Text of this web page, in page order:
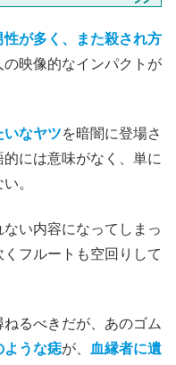
が多く、また殺され方
の映像的なインパクトが
いなヤツを暗闇に登場さ
には意味がなく、単に
。
い内容になってしまっ
くフルートも空回りして
ねるべきだが、あのゴム
ような痣が、
血縁者に遺